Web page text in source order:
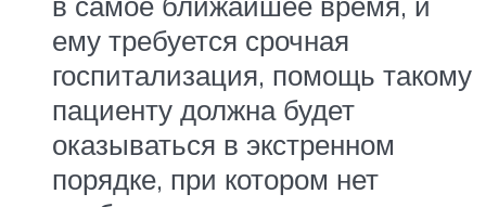
ему требуется срочная
госпитализация, помощь такому
пациенту должна будет
оказываться в экстренном
порядке, при котором нет